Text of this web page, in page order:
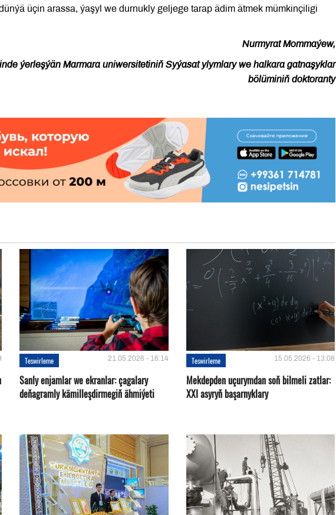
üçin arassa, ýaşyl we durnukly geljege tarap ädim ätmek mümkinçiligi
Nurmyrat Mommaýew,
ýerleşýän Marmara uniwersitetiniň Syýasat ylymlary we halkara gatnaşyklar
bölüminiň doktoranty
Teswirleme 21.05.2026 - 16:14
Sanly enjamlar we ekranlar: çagalary
deňagramly kämilleşdirmegiň ähmiýeti
Teswirleme 15.05.2026 - 13:08
Mekdepden uçurymdan soň bilmeli zatlar:
XXI asyryň başarnyklary